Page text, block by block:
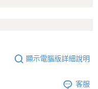
顯示電腦版詳細說明
客服